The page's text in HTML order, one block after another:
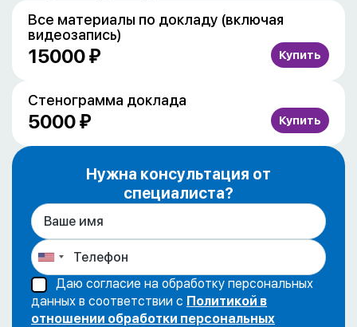
Все материалы по докладу (включая
видеозапись)
15000 ₽
Стенограмма доклада
5000 ₽
Нужна консультация от
специалиста?
Даю согласие на обработку персональных
данных в соответствии с Политикой в
отношении обработки персональных